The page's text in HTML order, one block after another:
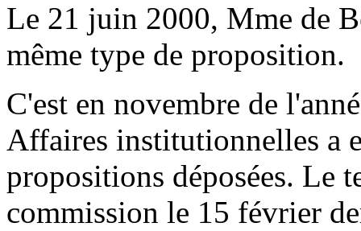
Le 21 juin 2000, Mme de
même type de proposition.
C'est en novembre de
Affaires institutionnelles a
propositions déposées. Le
commission le 15 février